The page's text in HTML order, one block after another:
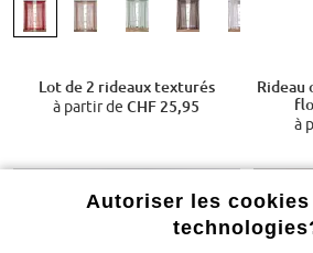
Lot de 2 rideaux texturés
à partir deCHF 25,95
Rideau
à
Autoriser les